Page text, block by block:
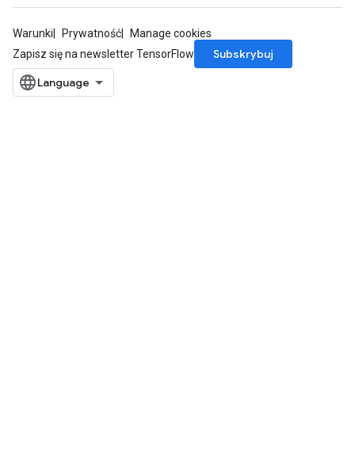
Warunki Prywatność
Manage cookies
Zapisz się na newsletter TensorFlow
Subskrybuj